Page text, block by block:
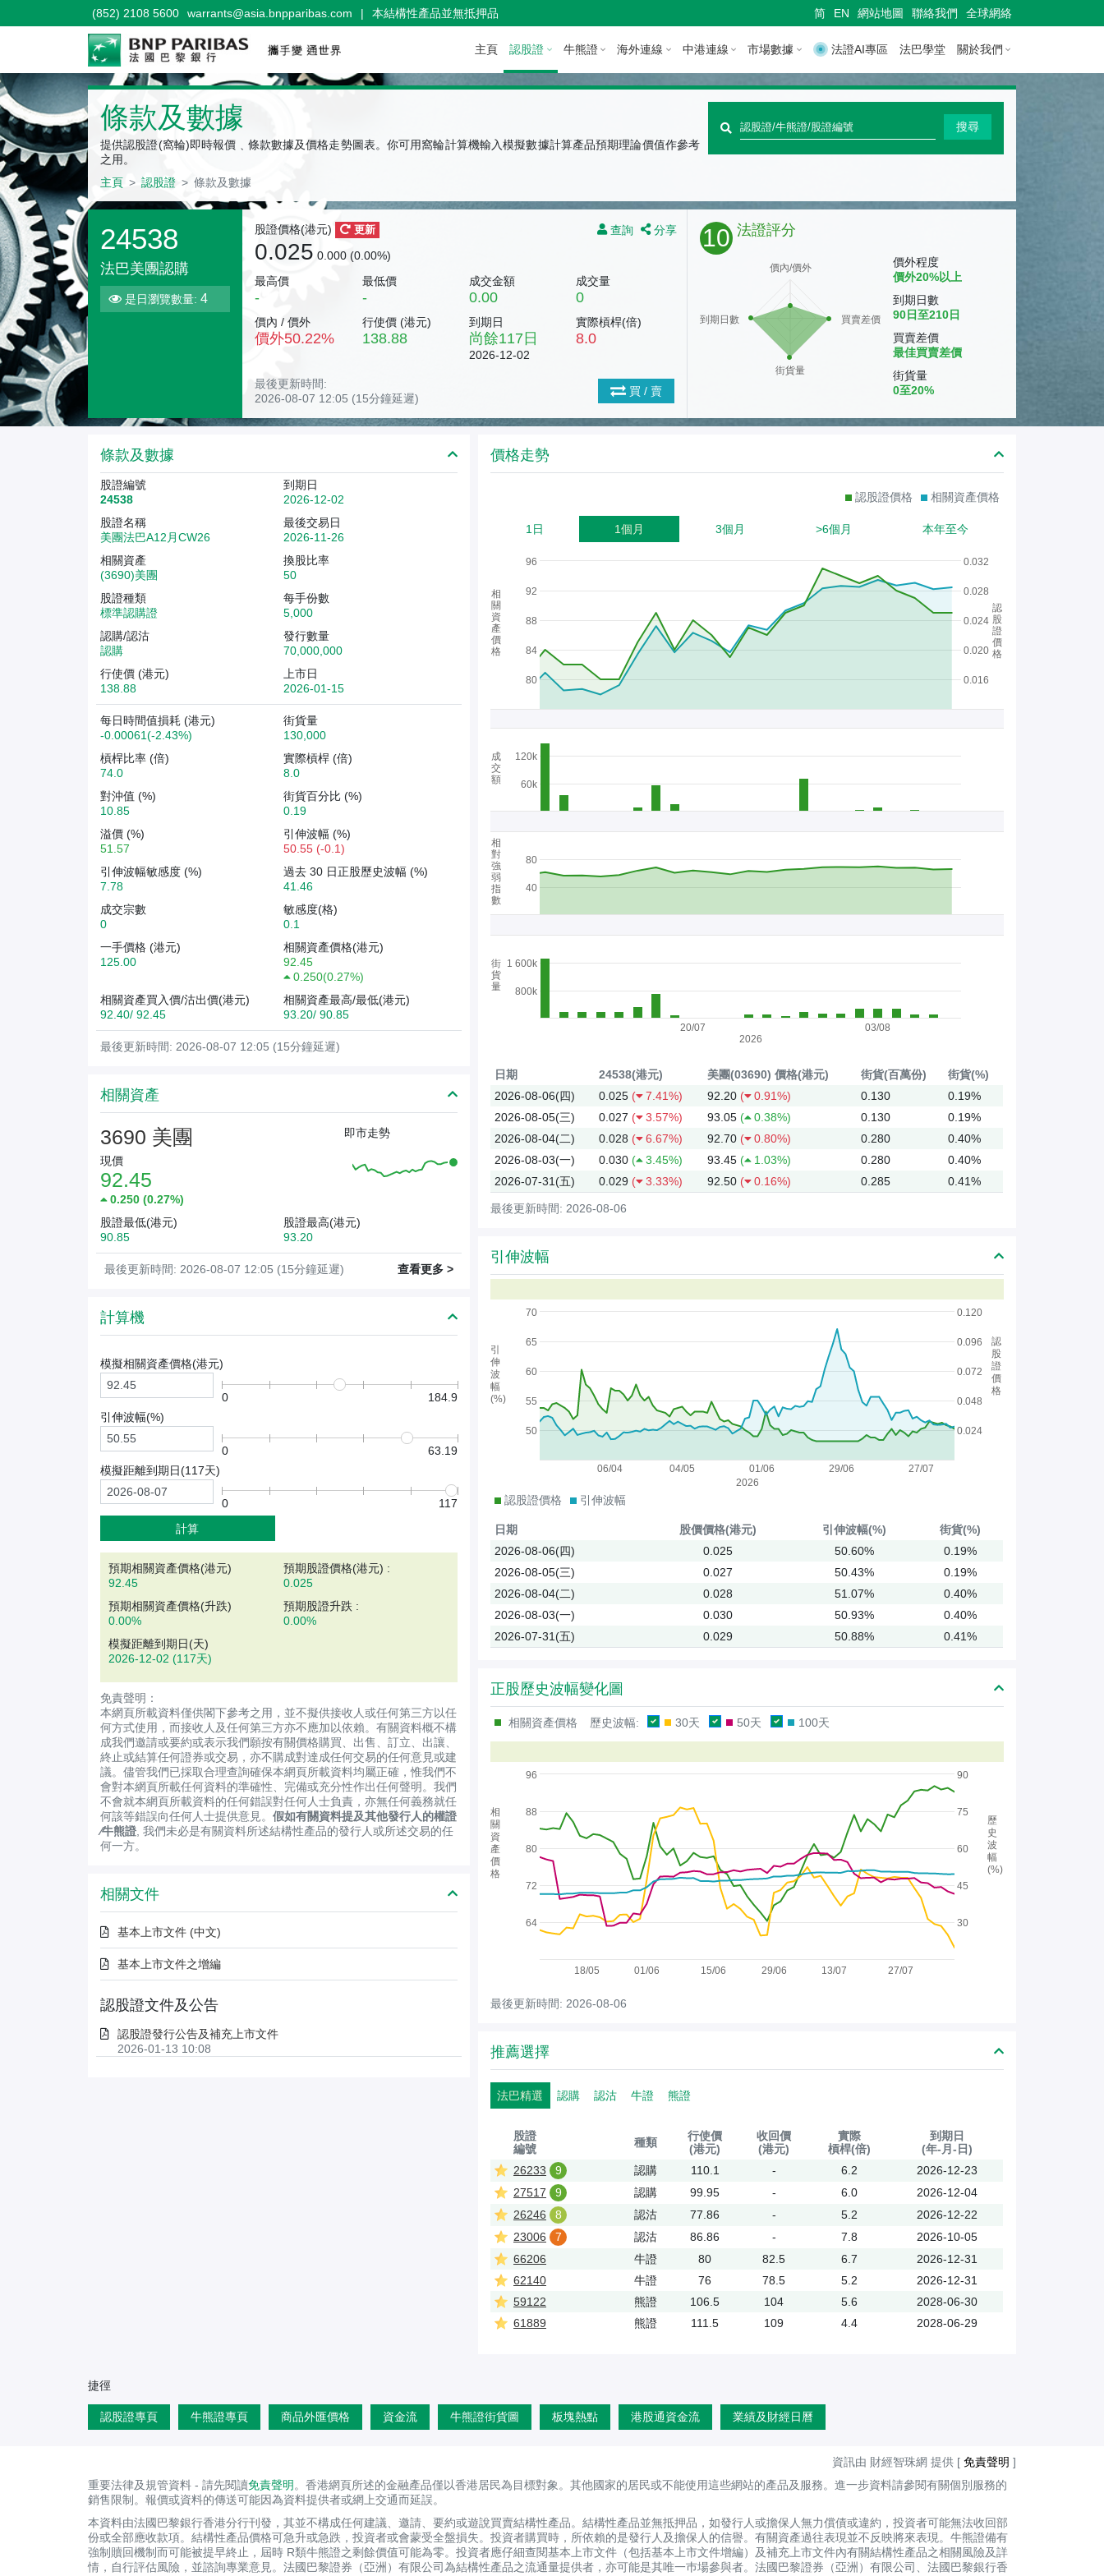
(852) 2108 5600 warrants@asia.bnpparibas.com | 本結構性產品並無抵押品 简 EN 網站地圖 聯絡我們 全球網絡
主頁 認股證 牛熊證 海外連線 中港連線 市場數據 法證AI專區 法巴學堂 關於我們
認股證
條款及數據
提供認股證(窩輪)即時報價﹑條款數據及價格走勢圖表。你可用窩輪計算機輸入模擬數據計算產品預期理論價值作參考
之用。
主頁
認股證 條款及數據
快
速
尋
認
/
證
搜尋
24538
法巴美團認購
是日瀏覽數量: 4
查詢 分享
股證價格(港元) 更新
0.025 0.000 (0.00%)
最高價
-
最低價
-
成交金額
0.00
成交量
0
價內 / 價外
價外50.22%
行使價 (港元)
138.88
到期日
尚餘117日
2026-12-02
實際槓桿(倍)
8.0
最後更新時間:
2026-08-07 12:05 (15分鐘延遲)
買 / 賣
10 法證評分
價內/價外
買賣差價
街貨量
到期日數
價外程度
價外20%以上
到期日數
90日至210日
買賣差價
最佳買賣差價
街貨量
0至20%
條款及數據
股證編號
24538
到期日
2026-12-02
股證名稱
美團法巴A12月CW26
最後交易日
2026-11-26
相關資產
(3690)美團
換股比率
50
股證種類
標準認購證
每手份數
5,000
認購/認沽
認購
發行數量
70,000,000
行使價 (港元)
138.88
上市日
2026-01-15
每日時間值損耗 (港元)
-0.00061(-2.43%)
街貨量
130,000
槓桿比率 (倍)
74.0
實際槓桿 (倍)
8.0
對沖值 (%)
10.85
街貨百分比 (%)
0.19
溢價 (%)
51.57
引伸波幅 (%)
50.55 (-0.1)
引伸波幅敏感度 (%)
7.78
過去 30 日正股歷史波幅 (%)
41.46
成交宗數
0
敏感度(格)
0.1
一手價格 (港元)
125.00
相關資產價格(港元)
92.45
0.250(0.27%)
相關資產買入價/沽出價(港元)
92.40/ 92.45
相關資產最高/最低(港元)
93.20/ 90.85
最後更新時間: 2026-08-07 12:05 (15分鐘延遲)
相關資產
3690 美團
現價
92.45
0.250 (0.27%)
即市走勢
股證最低(港元)
90.85
股證最高(港元)
93.20
最後更新時間: 2026-08-07 12:05 (15分鐘延遲) 查看更多 >
計算機
模擬相關資產價格(港元)
0
184.9
引伸波幅(%)
0
63.19
模擬距離到期日(117天)
0
117
計算
預期相關資產價格(港元)
92.45
預期股證價格(港元) :
0.025
預期相關資產價格(升跌)
0.00%
預期股證升跌 :
0.00%
模擬距離到期日(天)
2026-12-02 (117天)
免責聲明：
本網頁所載資料僅供閣下參考之用，並不擬供接收人或任何第三方以任
何方式使用，而接收人及任何第三方亦不應加以依賴。有關資料概不構
成我們邀請或要約或表示我們願按有關價格購買、出售、訂立、出讓、
終止或結算任何證券或交易，亦不購成對達成任何交易的任何意見或建
議。儘管我們已採取合理查詢確保本網頁所載資料均屬正確，惟我們不
會對本網頁所載任何資料的準確性、完備或充分性作出任何聲明。我們
不會就本網頁所載資料的任何錯誤對任何人士負責，亦無任何義務就任
何該等錯誤向任何人士提供意見。 假如有關資料提及其他發行人的權證
∕牛熊證 , 我們未必是有關資料所述結構性產品的發行人或所述交易的任
何一方。
相關文件
基本上市文件 (中文)
基本上市文件之增編
認股證文件及公告
認股證發行公告及補充上市文件
2026-01-13 10:08
價格走勢
認股證價格 相關資產價格
1日 1個月 3個月 >6個月 本年至今
20/07 03/08
80
84
88
92
96
0.016
0.020
0.024
0.028
0.032
60k
120k
40
80
800k
1 600k
2026
相
關
資
產
價
格
認
股
證
價
格
成
交
額
相
對
強
弱
指
數
街
貨
量
日期 24538(港元) 美團(03690) 價格(港元) 街貨(百萬份)
街貨(%)
2026-08-06(四)
0.025 ( 7.41%) 92.20 ( 0.91%) 0.130
0.19%
2026-08-05(三)
0.027 ( 3.57%) 93.05 ( 0.38%) 0.130
0.19%
2026-08-04(二)
0.028 ( 6.67%) 92.70 ( 0.80%) 0.280
0.40%
2026-08-03(一)
0.030 ( 3.45%) 93.45 ( 1.03%) 0.280
0.40%
2026-07-31(五)
0.029 ( 3.33%) 92.50 ( 0.16%) 0.285 0.41%
最後更新時間: 2026-08-06
引伸波幅
06/04 04/05 01/06 29/06 27/07
50
55
60
65
70
0.024
0.048
0.072
0.096
0.120
2026
引
伸
波
幅
(%)
認
股
證
價
格
認股證價格 引伸波幅
日期 股價價格(港元) 引伸波幅(%)
街貨(%)
2026-08-06(四)
0.025 50.60%
0.19%
2026-08-05(三)
0.027 50.43%
0.19%
2026-08-04(二)
0.028 51.07%
0.40%
2026-08-03(一)
0.030 50.93%
0.40%
2026-07-31(五)
0.029 50.88% 0.41%
正股歷史波幅變化圖
相關資產價格 歷史波幅: 30天 50天 100天
18/05 01/06 15/06 29/06 13/07 27/07
64
72
80
88
96
30
45
60
75
90
相
關
資
產
價
格
歷
史
波
幅
(%)
最後更新時間: 2026-08-06
推薦選擇
法巴精選 認購 認沽 牛證 熊證
股證
編號
種類
行使價
(港元)
收回價
(港元)
實際
槓桿(倍)
到期日
(年-月-日)
26233
9 認購 110.1 - 6.2
2026-12-23
27517
9 認購 99.95 - 6.0
2026-12-04
26246
8 認沽 77.86 - 5.2
2026-12-22
23006
7 認沽 86.86 - 7.8
2026-10-05
66206
牛證 80 82.5 6.7
2026-12-31
62140
牛證 76 78.5 5.2
2026-12-31
59122
熊證 106.5 104 5.6
2028-06-30
61889
熊證 111.5 109 4.4 2028-06-29
捷徑
認股證專頁 牛熊證專頁 商品外匯價格 資金流 牛熊證街貨圖 板塊熱點 港股通資金流 業績及財經日曆
資訊由 財經智珠網 提供 [ 免責聲明 ]
重要法律及規管資料 - 請先閱讀免責聲明 。香港網頁所述的金融產品僅以香港居民為目標對象。其他國家的居民或不能使用這些網站的產品及服務。進一步資料請參閱有關個別服務的
銷售限制。報價或資料的傳送可能因為資料提供者或網上交通而延誤。
本資料由法國巴黎銀行香港分行刊發，其並不構成任何建議、邀請、要約或遊說買賣結構性產品。結構性產品並無抵押品，如發行人或擔保人無力償債或違約，投資者可能無法收回部
份或全部應收款項。結構性產品價格可急升或急跌，投資者或會蒙受全盤損失。投資者購買時，所依賴的是發行人及擔保人的信譽。有關資產過往表現並不反映將來表現。牛熊證備有
強制贖回機制而可能被提早終止，屆時 R類牛熊證之剩餘價值可能為零。投資者應仔細查閱基本上市文件（包括基本上市文件增編）及補充上市文件內有關結構性產品之相關風險及詳
情，自行評估風險，並諮詢專業意見。法國巴黎證券（亞洲）有限公司為結構性產品之流通量提供者，亦可能是其唯一巿場參與者。法國巴黎證券（亞洲）有限公司、法國巴黎銀行香